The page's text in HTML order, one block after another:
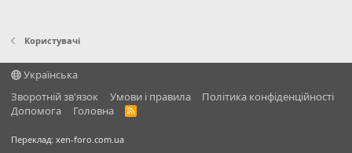
Користувачі
Українська
Зворотній зв'язок
Умови і правила
Політика конфіденційності
Дoпoмoга
Головна
R
Переклад: xen-foro.com.ua